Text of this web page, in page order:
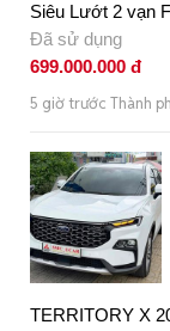
Siêu Lướt 2 vạn
Đã sử dụng
699.000.000 đ
5 giờ trước Thành
TERRITORY X